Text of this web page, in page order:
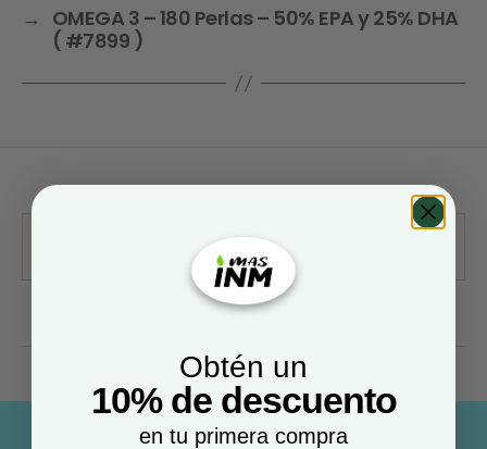
→ OMEGA 3 – 180 Perlas – 50% EPA y 25% DHA
( #7899 )
Obtén un
10% de descuento
en tu primera compra